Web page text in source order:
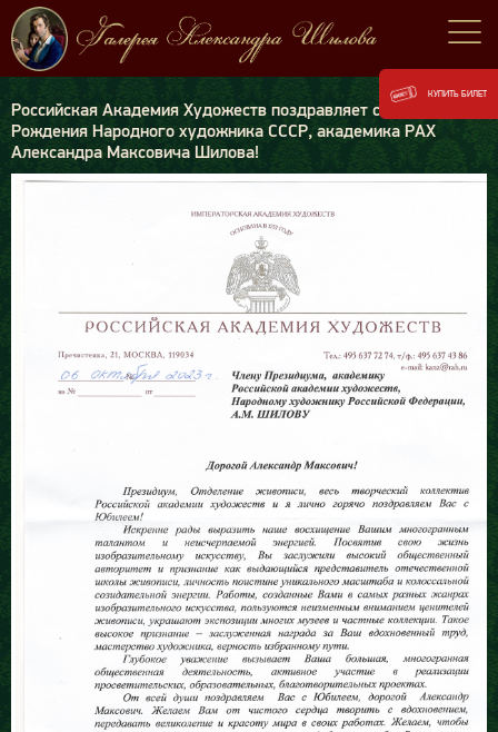
Российская Академия Художеств поздравляет с Днём
Рождения Народного художника СССР, академика РАХ
Александра Максовича Шилова!
КУПИТЬ БИЛЕТ